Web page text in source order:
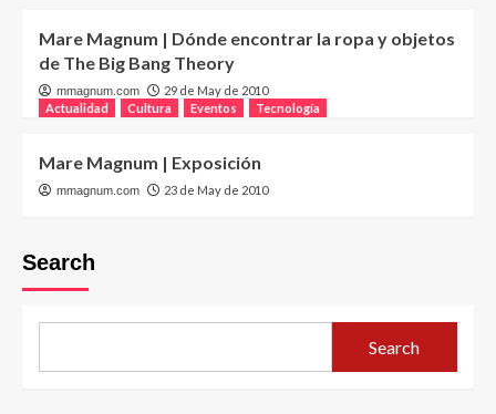
Mare Magnum | Dónde encontrar la ropa y objetos
de The Big Bang Theory
mmagnum.com
29 de May de 2010
Actualidad
Cultura Eventos Tecnología
Mare Magnum | Exposición
mmagnum.com 23 de May de 2010
Search
Search